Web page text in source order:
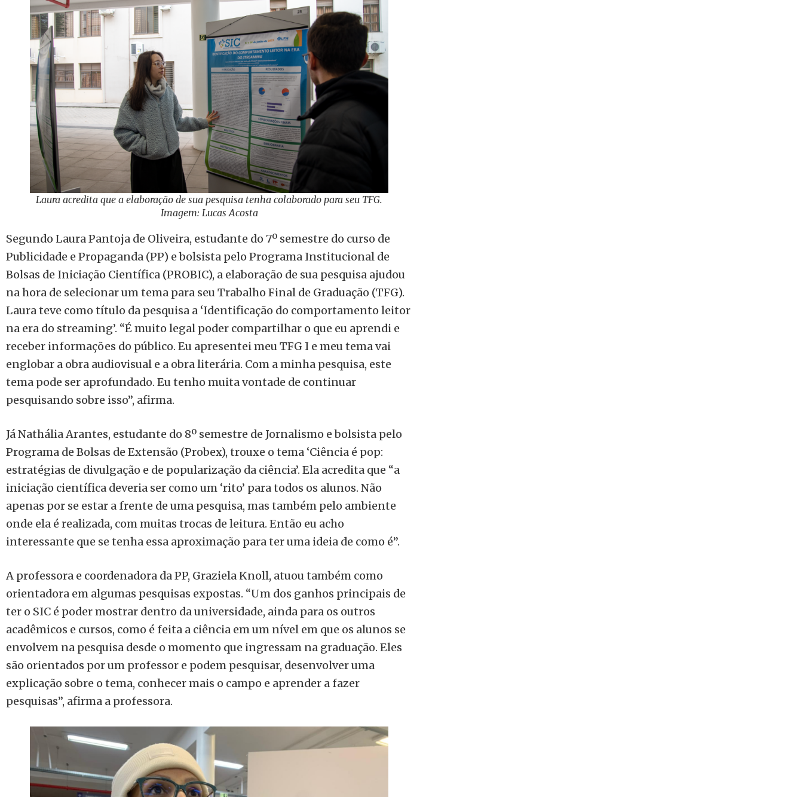
Laura acredita que a elaboração de sua pesquisa tenha colaborado para seu TFG.
Imagem: Lucas Acosta
Segundo Laura Pantoja de Oliveira, estudante do 7º semestre do curso de
Publicidade e Propaganda (PP) e bolsista pelo Programa Institucional de
Bolsas de Iniciação Científica (PROBIC), a elaboração de sua pesquisa ajudou
na hora de selecionar um tema para seu Trabalho Final de Graduação (TFG).
Laura teve como título da pesquisa a ‘Identificação do comportamento leitor
na era do streaming’. “É muito legal poder compartilhar o que eu aprendi e
receber informações do público. Eu apresentei meu TFG I e meu tema vai
englobar a obra audiovisual e a obra literária. Com a minha pesquisa, este
tema pode ser aprofundado. Eu tenho muita vontade de continuar
pesquisando sobre isso”, afirma.
Já Nathália Arantes, estudante do 8º semestre de Jornalismo e bolsista pelo
Programa de Bolsas de Extensão (Probex), trouxe o tema ‘Ciência é pop:
estratégias de divulgação e de popularização da ciência’. Ela acredita que “a
iniciação científica deveria ser como um ‘rito’ para todos os alunos. Não
apenas por se estar a frente de uma pesquisa, mas também pelo ambiente
onde ela é realizada, com muitas trocas de leitura. Então eu acho
interessante que se tenha essa aproximação para ter uma ideia de como é”.
A professora e coordenadora da PP, Graziela Knoll, atuou também como
orientadora em algumas pesquisas expostas. “Um dos ganhos principais de
ter o SIC é poder mostrar dentro da universidade, ainda para os outros
acadêmicos e cursos, como é feita a ciência em um nível em que os alunos se
envolvem na pesquisa desde o momento que ingressam na graduação. Eles
são orientados por um professor e podem pesquisar, desenvolver uma
explicação sobre o tema, conhecer mais o campo e aprender a fazer
pesquisas”, afirma a professora.